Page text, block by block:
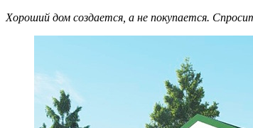
Хороший дом создается, а не покупается.